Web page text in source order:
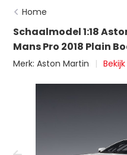
Home
Schaalmodel 1:18
Mans Pro 2018 Plain
Merk:Aston Martin